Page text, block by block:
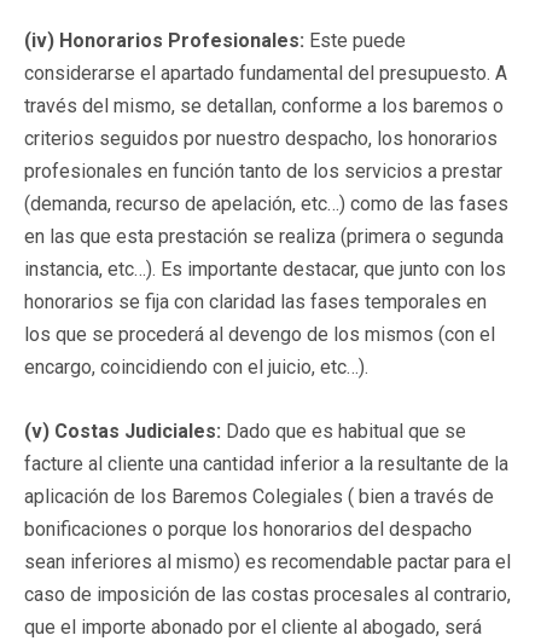
(iv) Honorarios Profesionales: Este puede
considerarse el apartado fundamental del presupuesto. A
través del mismo, se detallan, conforme a los baremos o
criterios seguidos por nuestro despacho, los honorarios
profesionales en función tanto de los servicios a prestar
(demanda, recurso de apelación, etc…) como de las fases
en las que esta prestación se realiza (primera o segunda
instancia, etc…). Es importante destacar, que junto con los
honorarios se fija con claridad las fases temporales en
los que se procederá al devengo de los mismos (con el
encargo, coincidiendo con el juicio, etc…).
(v) Costas Judiciales: Dado que es habitual que se
facture al cliente una cantidad inferior a la resultante de la
aplicación de los Baremos Colegiales ( bien a través de
bonificaciones o porque los honorarios del despacho
sean inferiores al mismo) es recomendable pactar para el
caso de imposición de las costas procesales al contrario,
que el importe abonado por el cliente al abogado, será